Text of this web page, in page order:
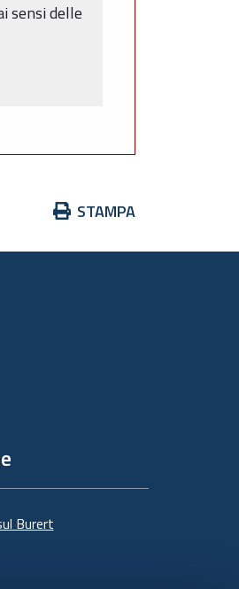
sensi delle
Azioni
documento
STAMPA
Burert